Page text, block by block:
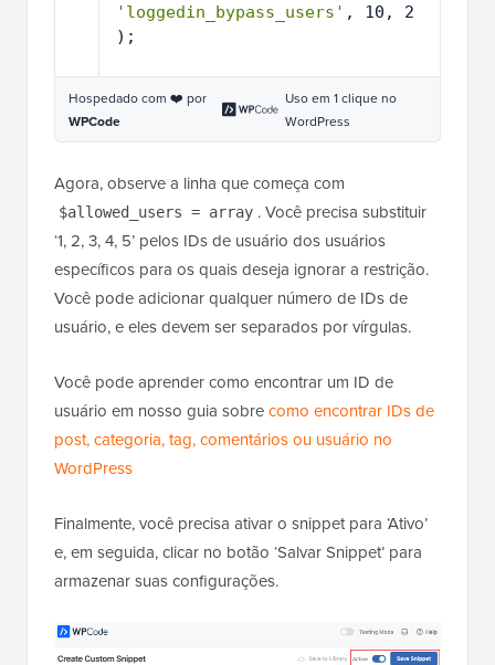
'loggedin_bypass_users' , 10, 2
);
Hospedado com ❤️ por
WPCode
Uso em 1 clique no
WordPress
Agora, observe a linha que começa com
$allowed_users = array . Você precisa substituir
‘1, 2, 3, 4, 5’ pelos IDs de usuário dos usuários
específicos para os quais deseja ignorar a restrição.
Você pode adicionar qualquer número de IDs de
usuário, e eles devem ser separados por vírgulas.
Você pode aprender como encontrar um ID de
usuário em nosso guia sobrecomo encontrar IDs de
post, categoria, tag, comentários ou usuário no
WordPress
Finalmente, você precisa ativar o snippet para ‘Ativo’
e, em seguida, clicar no botão ‘Salvar Snippet’ para
armazenar suas configurações.